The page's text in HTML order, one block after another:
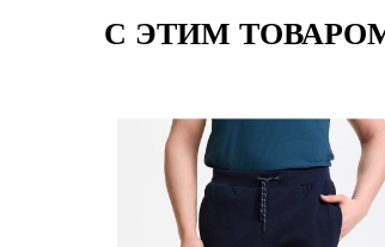
С ЭТИМ